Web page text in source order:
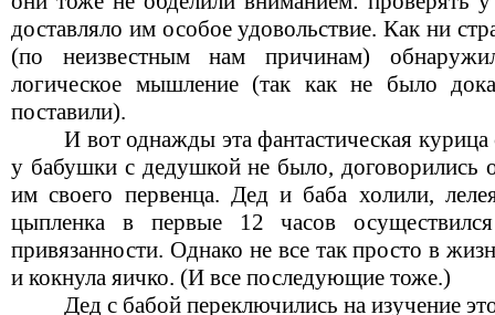
доставляло им особое удовольствие. Как ни
(по неизвестным нам причинам)
логическое мышление (так как не было
поставили).
И вот однажды эта фантастическая курица
у бабушки с дедушкой не было, договорились
им своего первенца. Дед и баба холили,
цыпленка в первые 12 часов осуществился
привязанности. Однако не все так просто в
и кокнула яичко. (И все последующие тоже.)
Дед с бабой переключились на изучение